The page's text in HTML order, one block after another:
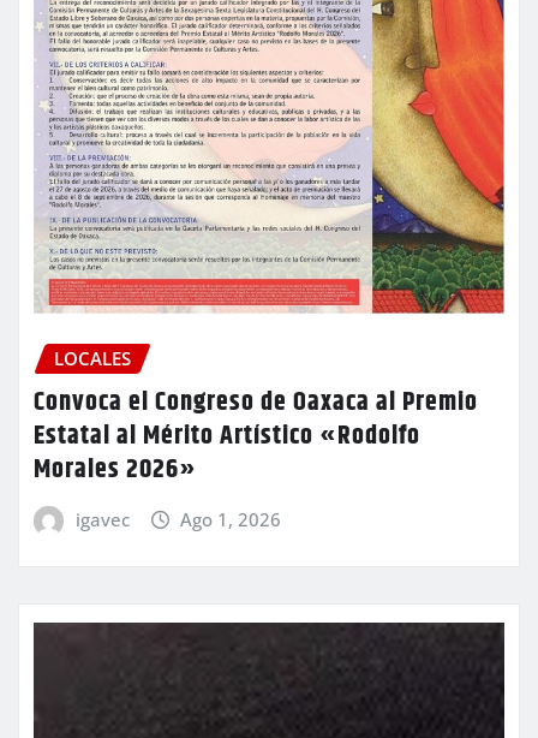
LOCALES
Convoca el Congreso de Oaxaca al Premio
Estatal al Mérito Artístico «Rodolfo
Morales 2026»
igavec Ago 1, 2026